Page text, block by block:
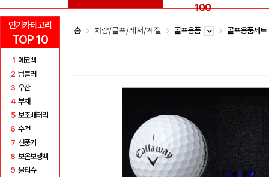
인기카테고리
TOP 10
1 에코백
2 텀블러
3 우산
4 부채
5 보조배터리
6 수건
7 선풍기
8 보온보냉백
9 물티슈
100
홈 차량/골프/레저/계절 골프용품 골프용품세